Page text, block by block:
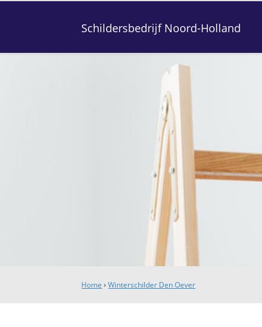
Schildersbedrijf Noord-Holland
Home ›Winterschilder Den Oever